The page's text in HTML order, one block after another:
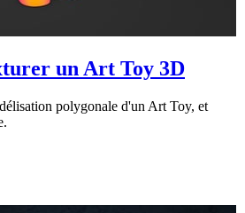
un Art Toy 3D
polygonale d'un Art Toy, et